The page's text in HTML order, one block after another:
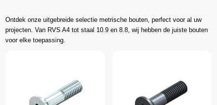
Ontdek onze uitgebreide selectie metrische bouten, perfect voor al uw
projecten. Van RVS A4 tot staal 10.9 en 8.8, wij hebben de juiste bouten
voor elke toepassing.